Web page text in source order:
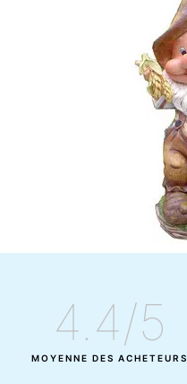
MOYENNE DES ACHETEURS
4.4/5